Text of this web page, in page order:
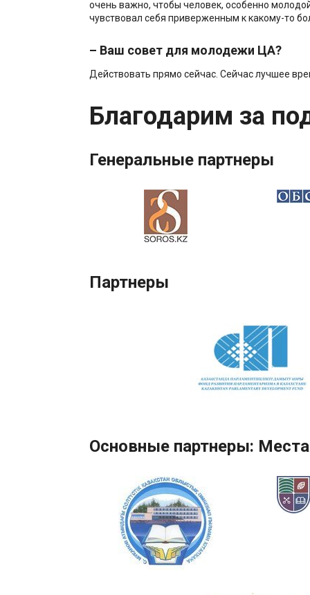
очень важно, чтобы человек, особенно
чувствовал себя приверженным к какому-то
– Ваш совет для молодежи ЦА?
Действовать прямо сейчас. Сейчас лучшее
Благодарим за
Генеральные партнеры
Партнеры
Основные партнеры: